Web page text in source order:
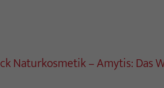
Naturkosmetik – Amytis: Das